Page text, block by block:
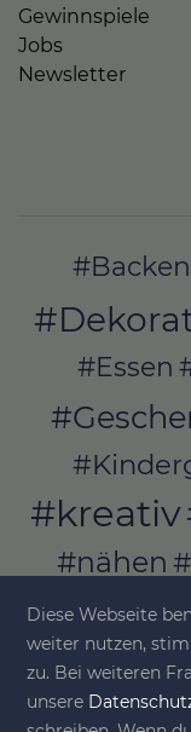
Gewinnspiele
Jobs
Newsletter
#Backen
#Essen
#kreativ
#nähen
Diese Webseite
weiter nutzen,
zu. Bei weiteren
unsere